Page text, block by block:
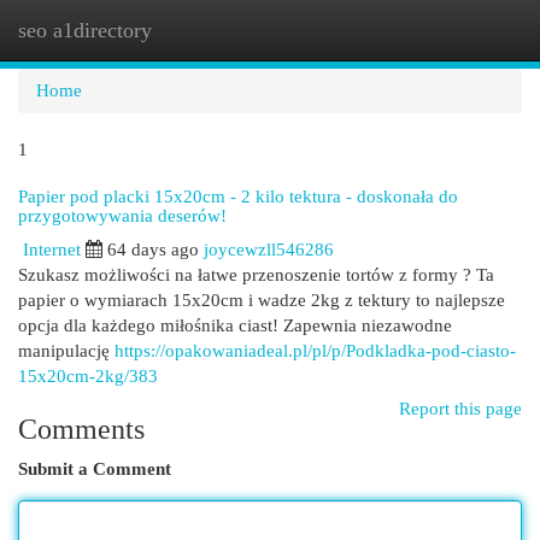
seo a1directory
Home
1
Papier pod placki 15x20cm - 2 kilo tektura - doskonała do
przygotowywania deserów!
Internet 64 days ago joycewzll546286
Szukasz możliwości na łatwe przenoszenie tortów z formy ? Ta
papier o wymiarach 15x20cm i wadze 2kg z tektury to najlepsze
opcja dla każdego miłośnika ciast! Zapewnia niezawodne
manipulację https://opakowaniadeal.pl/pl/p/Podkladka-pod-ciasto-
15x20cm-2kg/383
Report this page
Comments
Submit a Comment